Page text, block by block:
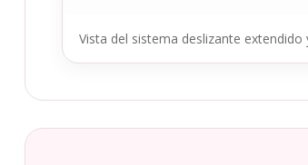
Vista del sistema deslizante